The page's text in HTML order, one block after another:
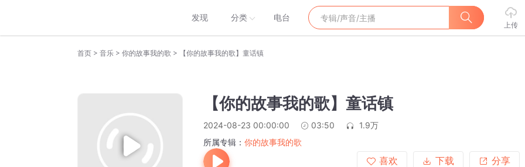
发现 分类 电台
上传
首页 > 音乐 > 你的故事我的歌 > 【你的故事我的歌】童话镇
【你的故事我的歌】童话镇
2024-08-23 00:00:00 03:50
1.9万
所属专辑： 你的故事我的歌
喜欢
下载 分享